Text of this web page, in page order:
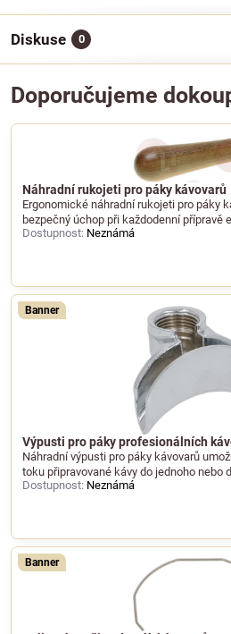
Diskuse 0
Doporučujeme
Náhradní rukojeti pro páky kávovarů
Ergonomické náhradní rukojeti pro páky
bezpečný úchop při každodenní přípravě
Dostupnost: Neznámá
Výpusti pro páky profesionálních
Banner
Náhradní výpusti pro páky kávovarů
toku připravované kávy do jednoho nebo
Dostupnost: Neznámá
Banner